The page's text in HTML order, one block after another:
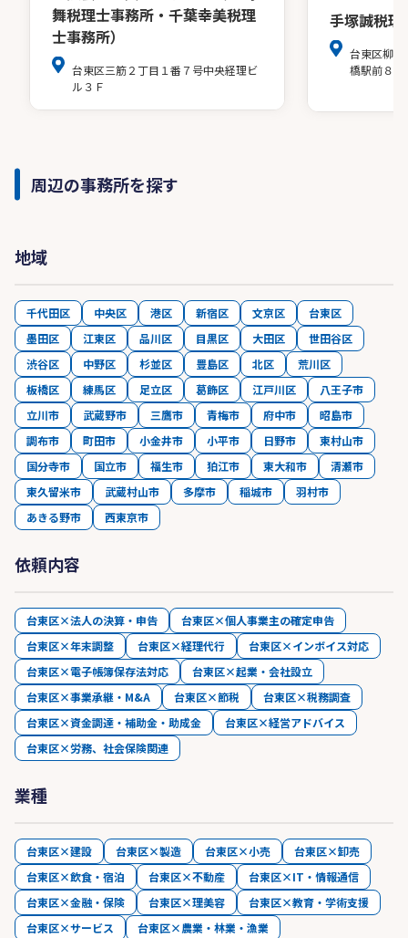
舞税理士事務所・千葉幸美税理
士事務所）
台東区三筋２丁目１番７号中央経理ビ
ル３Ｆ
手塚誠税理
台東区柳橋
橋駅前８階
周辺の事務所を探す
地域
千代田区 中央区 港区 新宿区 文京区
台東区
墨田区
江東区 品川区 目黒区 大田区
世田谷区
渋谷区
中野区 杉並区 豊島区 北区
荒川区
板橋区
練馬区 足立区 葛飾区 江戸川区
八王子市
立川市
武蔵野市 三鷹市 青梅市 府中市
昭島市
調布市
町田市 小金井市 小平市 日野市
東村山市
国分寺市
国立市 福生市 狛江市 東大和市
清瀬市
東久留米市
武蔵村山市 多摩市 稲城市
羽村市
あきる野市
西東京市
依頼内容
台東区×法人の決算・申告
台東区×個人事業主の確定申告
台東区×年末調整
台東区×経理代行
台東区×インボイス対応
台東区×電子帳簿保存法対応
台東区×起業・会社設立
台東区×事業承継・M&A
台東区×節税
台東区×税務調査
台東区×資金調達・補助金・助成金
台東区×経営アドバイス
台東区×労務、社会保険関連
業種
台東区×建設 台東区×製造 台東区×小売
台東区×卸売
台東区×飲食・宿泊
台東区×不動産
台東区×IT・情報通信
台東区×金融・保険
台東区×理美容
台東区×教育・学術支援
台東区×サービス
台東区×農業・林業・漁業